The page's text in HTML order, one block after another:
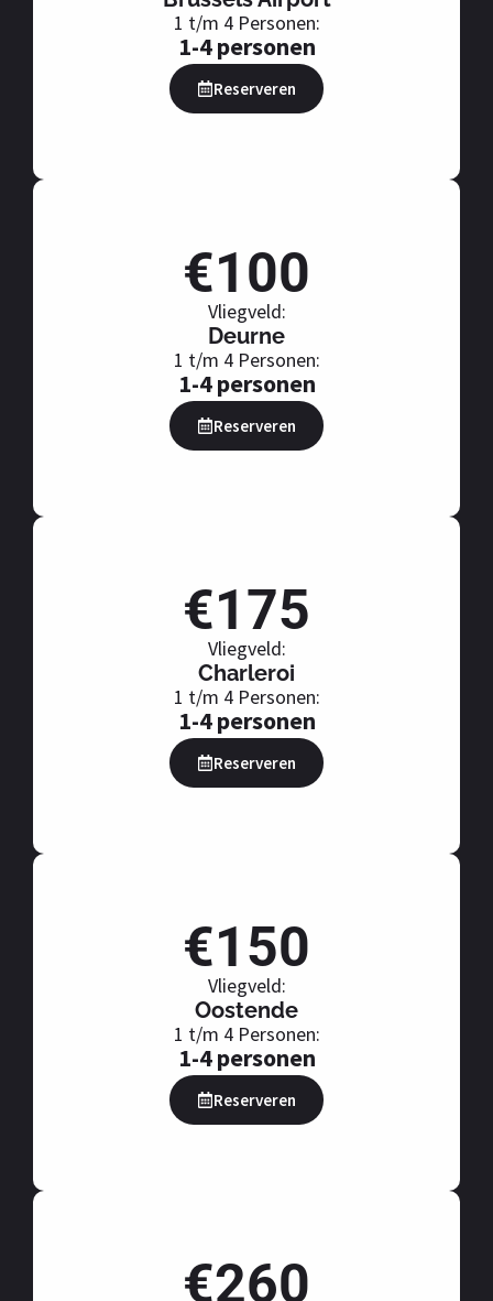
1 t/m 4 Personen:
1-4 personen
Reserveren
€100
Vliegveld:
Deurne
1 t/m 4 Personen:
1-4 personen
Reserveren
€175
Vliegveld:
Charleroi
1 t/m 4 Personen:
1-4 personen
Reserveren
€150
Vliegveld:
Oostende
1 t/m 4 Personen:
1-4 personen
Reserveren
€260